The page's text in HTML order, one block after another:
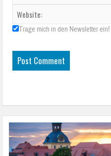
Trage mich in den Newsletter ein!